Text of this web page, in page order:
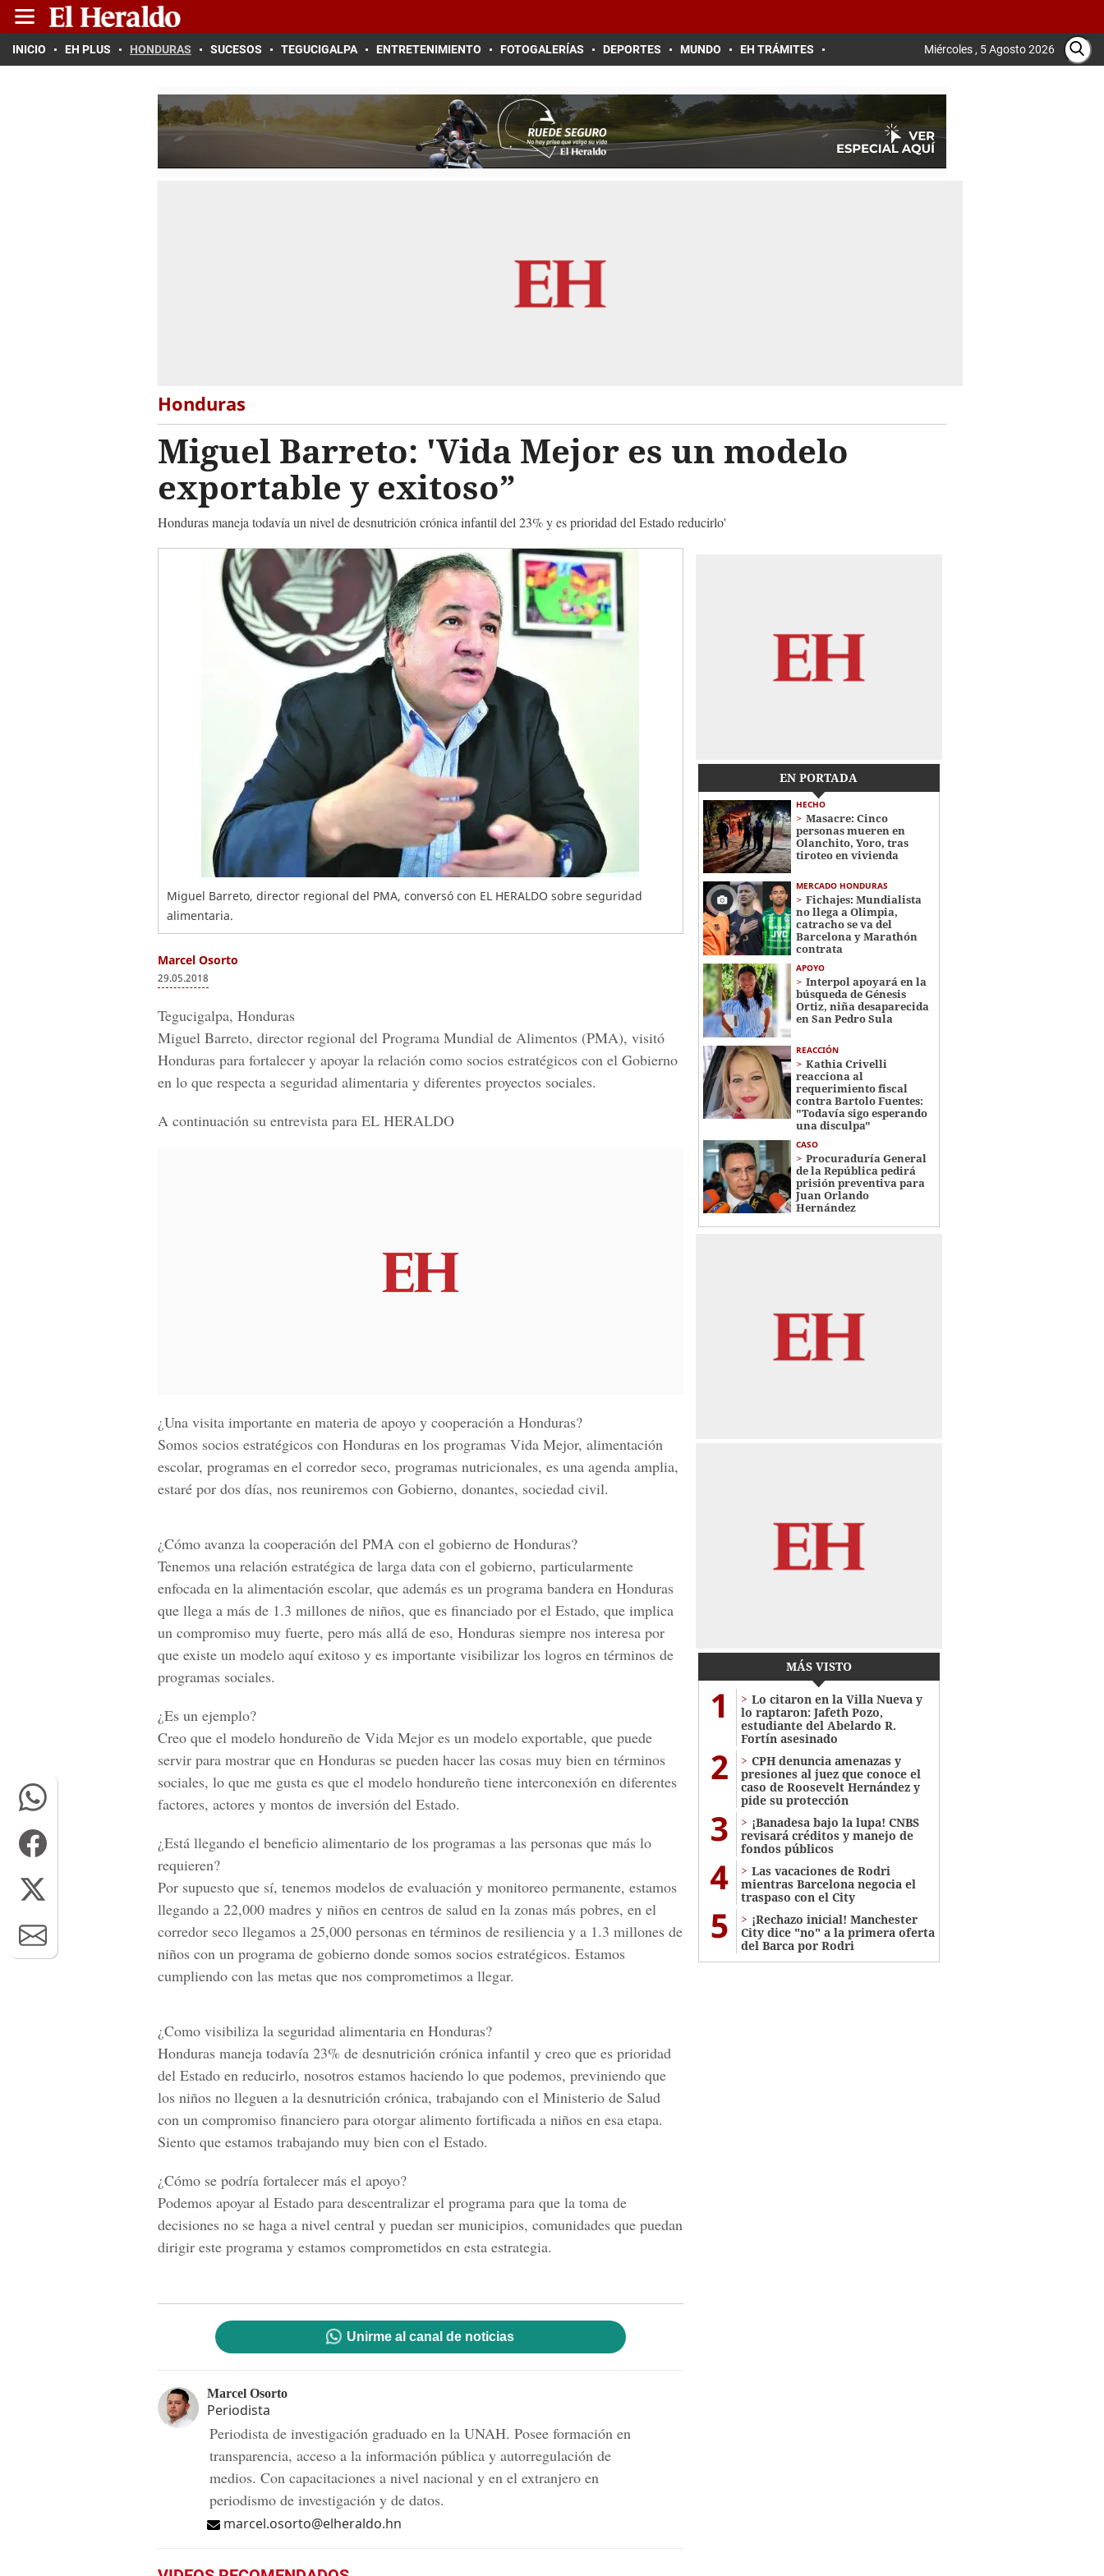
INICIO EH PLUS HONDURAS SUCESOS TEGUCIGALPA ENTRETENIMIENTO FOTOGALERÍAS DEPORTES MUNDO EH TRÁMITES Miércoles , 5 Agosto 2026
Honduras
Miguel Barreto: 'Vida Mejor es un modelo
exportable y exitoso”
Honduras maneja todavía un nivel de desnutrición crónica infantil del 23% y es prioridad del Estado reducirlo'
Miguel Barreto, director regional del PMA, conversó con EL HERALDO sobre seguridad
alimentaria.
Marcel Osorto
29.05.2018
Tegucigalpa, Honduras
Miguel Barreto, director regional del Programa Mundial de Alimentos (PMA), visitó
Honduras para fortalecer y apoyar la relación como socios estratégicos con el Gobierno
en lo que respecta a seguridad alimentaria y diferentes proyectos sociales.
A continuación su entrevista para EL HERALDO
¿Una visita importante en materia de apoyo y cooperación a Honduras?
Somos socios estratégicos con Honduras en los programas Vida Mejor, alimentación
escolar, programas en el corredor seco, programas nutricionales, es una agenda amplia,
estaré por dos días, nos reuniremos con Gobierno, donantes, sociedad civil.
¿Cómo avanza la cooperación del PMA con el gobierno de Honduras?
Tenemos una relación estratégica de larga data con el gobierno, particularmente
enfocada en la alimentación escolar, que además es un programa bandera en Honduras
que llega a más de 1.3 millones de niños, que es financiado por el Estado, que implica
un compromiso muy fuerte, pero más allá de eso, Honduras siempre nos interesa por
que existe un modelo aquí exitoso y es importante visibilizar los logros en términos de
programas sociales.
¿Es un ejemplo?
Creo que el modelo hondureño de Vida Mejor es un modelo exportable, que puede
servir para mostrar que en Honduras se pueden hacer las cosas muy bien en términos
sociales, lo que me gusta es que el modelo hondureño tiene interconexión en diferentes
factores, actores y montos de inversión del Estado.
¿Está llegando el beneficio alimentario de los programas a las personas que más lo
requieren?
Por supuesto que sí, tenemos modelos de evaluación y monitoreo permanente, estamos
llegando a 22,000 madres y niños en centros de salud en la zonas más pobres, en el
corredor seco llegamos a 25,000 personas en términos de resiliencia y a 1.3 millones de
niños con un programa de gobierno donde somos socios estratégicos. Estamos
cumpliendo con las metas que nos comprometimos a llegar.
¿Como visibiliza la seguridad alimentaria en Honduras?
Honduras maneja todavía 23% de desnutrición crónica infantil y creo que es prioridad
del Estado en reducirlo, nosotros estamos haciendo lo que podemos, previniendo que
los niños no lleguen a la desnutrición crónica, trabajando con el Ministerio de Salud
con un compromiso financiero para otorgar alimento fortificada a niños en esa etapa.
Siento que estamos trabajando muy bien con el Estado.
¿Cómo se podría fortalecer más el apoyo?
Podemos apoyar al Estado para descentralizar el programa para que la toma de
decisiones no se haga a nivel central y puedan ser municipios, comunidades que puedan
dirigir este programa y estamos comprometidos en esta estrategia.
Unirme al canal de noticias
Marcel Osorto
Periodista
Periodista de investigación graduado en la UNAH. Posee formación en
transparencia, acceso a la información pública y autorregulación de
medios. Con capacitaciones a nivel nacional y en el extranjero en
periodismo de investigación y de datos.
marcel.osorto@elheraldo.hn
EN PORTADA
HECHO
Masacre: Cinco
personas mueren en
Olanchito, Yoro, tras
tiroteo en vivienda
MERCADO HONDURAS
Fichajes: Mundialista
no llega a Olimpia,
catracho se va del
Barcelona y Marathón
contrata
APOYO
Interpol apoyará en la
búsqueda de Génesis
Ortiz, niña desaparecida
en San Pedro Sula
REACCIÓN
Kathia Crivelli
reacciona al
requerimiento fiscal
contra Bartolo Fuentes:
"Todavía sigo esperando
una disculpa"
CASO
Procuraduría General
de la República pedirá
prisión preventiva para
Juan Orlando
Hernández
MÁS VISTO
1
Lo citaron en la Villa Nueva y
lo raptaron: Jafeth Pozo,
estudiante del Abelardo R.
Fortín asesinado
2
CPH denuncia amenazas y
presiones al juez que conoce el
caso de Roosevelt Hernández y
pide su protección
3
¡Banadesa bajo la lupa! CNBS
revisará créditos y manejo de
fondos públicos
4
Las vacaciones de Rodri
mientras Barcelona negocia el
traspaso con el City
5
¡Rechazo inicial! Manchester
City dice "no" a la primera oferta
del Barca por Rodri